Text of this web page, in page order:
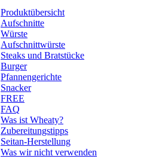
Produktübersicht
Aufschnitte
Würste
Aufschnittwürste
Steaks und Bratstücke
Burger
Pfannengerichte
Snacker
FREE
FAQ
Was ist Wheaty?
Zubereitungstipps
Seitan-Herstellung
Was wir nicht verwenden